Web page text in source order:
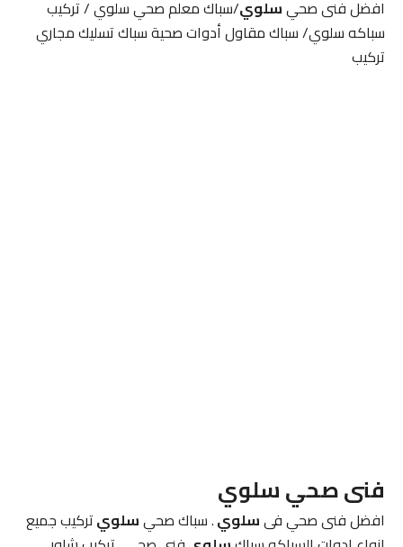
افضل فنى صحيسلوي/سباك معلم صحي سلوي / تركيب
سباكه سلوي/ سباك مقاول أدوات صحية سباك تسليك مجاري
تركيب
فنى صحيسلوي
افضل فنى صحي فىسلوي. سباك صحيسلويتركيب جميع